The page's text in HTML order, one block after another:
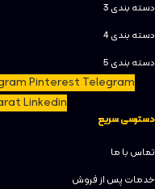
دسته بندی 3
دسته بندی 4
دسته بندی 5
Pinterest Telegram
Linkedin
دسترسی سریع
تماس با ما
خدمات پس از فروش